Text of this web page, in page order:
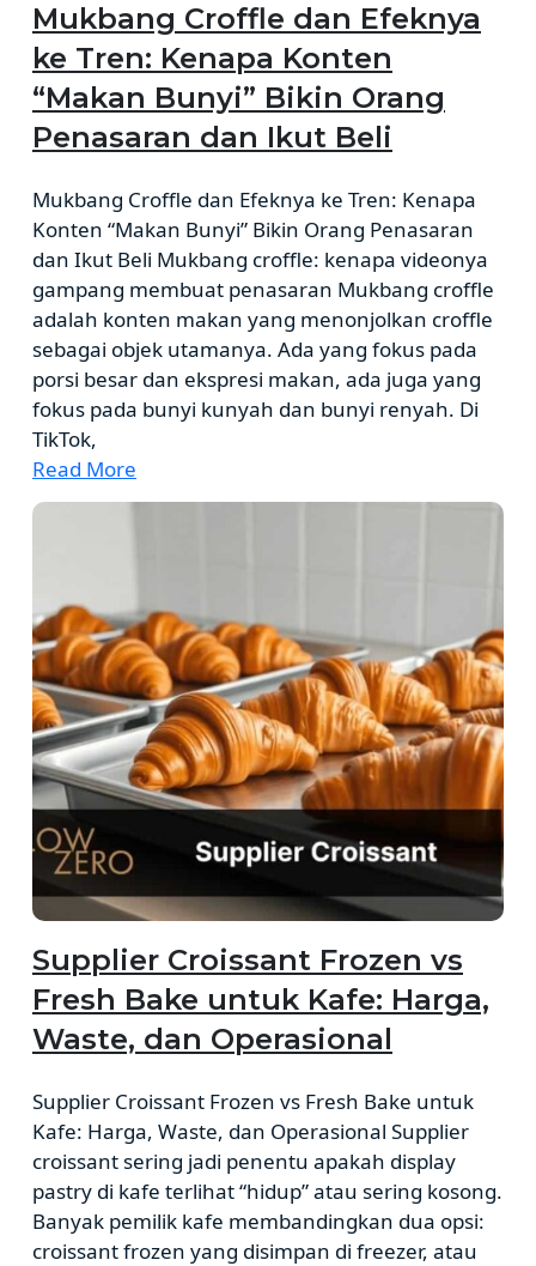
Mukbang Croffle dan Efeknya
ke Tren: Kenapa Konten
“Makan Bunyi” Bikin Orang
Penasaran dan Ikut Beli
Mukbang Croffle dan Efeknya ke Tren: Kenapa
Konten “Makan Bunyi” Bikin Orang Penasaran
dan Ikut Beli Mukbang croffle: kenapa videonya
gampang membuat penasaran Mukbang croffle
adalah konten makan yang menonjolkan croffle
sebagai objek utamanya. Ada yang fokus pada
porsi besar dan ekspresi makan, ada juga yang
fokus pada bunyi kunyah dan bunyi renyah. Di
TikTok,
Read More
Supplier Croissant Frozen vs
Fresh Bake untuk Kafe: Harga,
Waste, dan Operasional
Supplier Croissant Frozen vs Fresh Bake untuk
Kafe: Harga, Waste, dan Operasional Supplier
croissant sering jadi penentu apakah display
pastry di kafe terlihat “hidup” atau sering kosong.
Banyak pemilik kafe membandingkan dua opsi:
croissant frozen yang disimpan di freezer, atau